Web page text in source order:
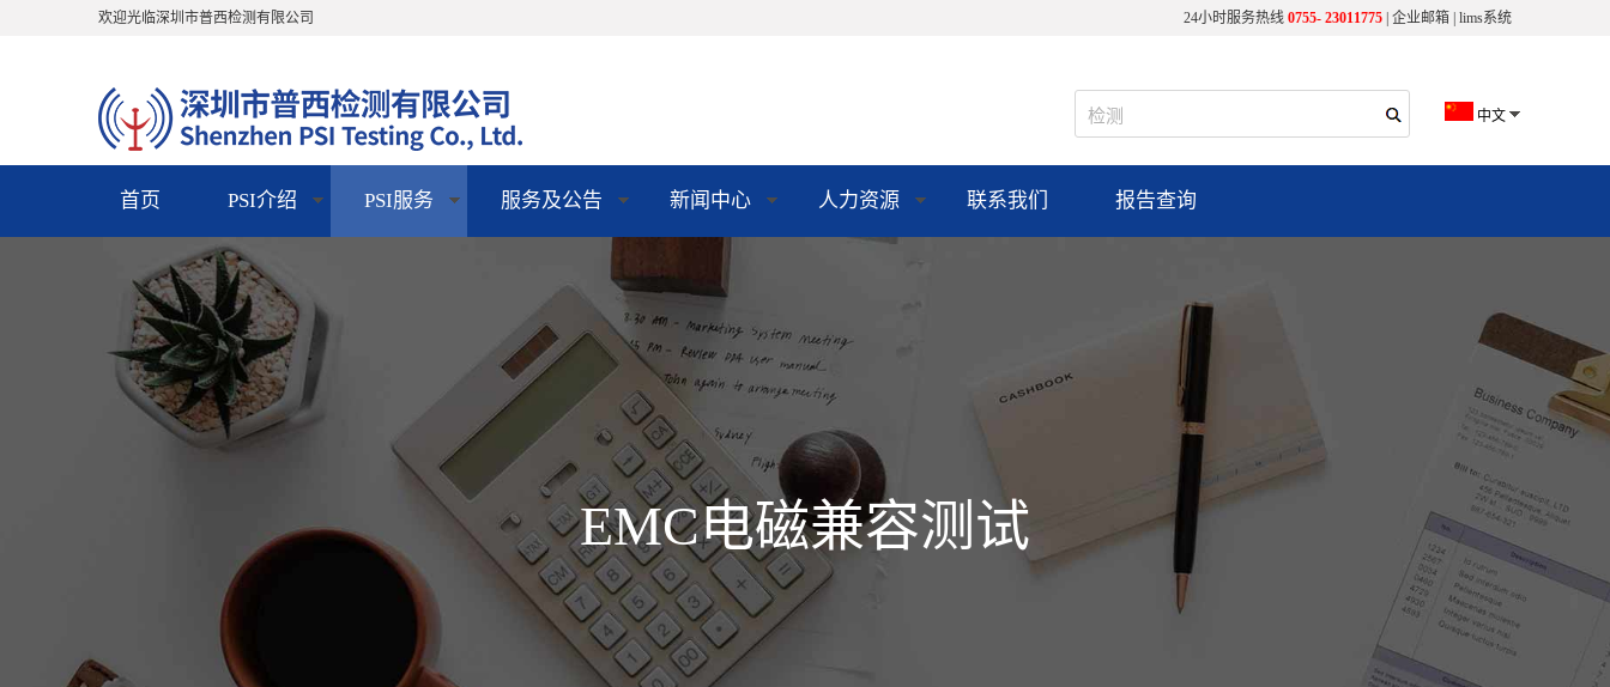
欢迎光临深圳市普西检测有限公司 24小时服务热线 0755- 23011775 企业邮箱 lims系统
中文
首页 PSI介绍 PSI服务 服务及公告 新闻中心 人力资源 联系我们 报告查询
EMC电磁兼容测试